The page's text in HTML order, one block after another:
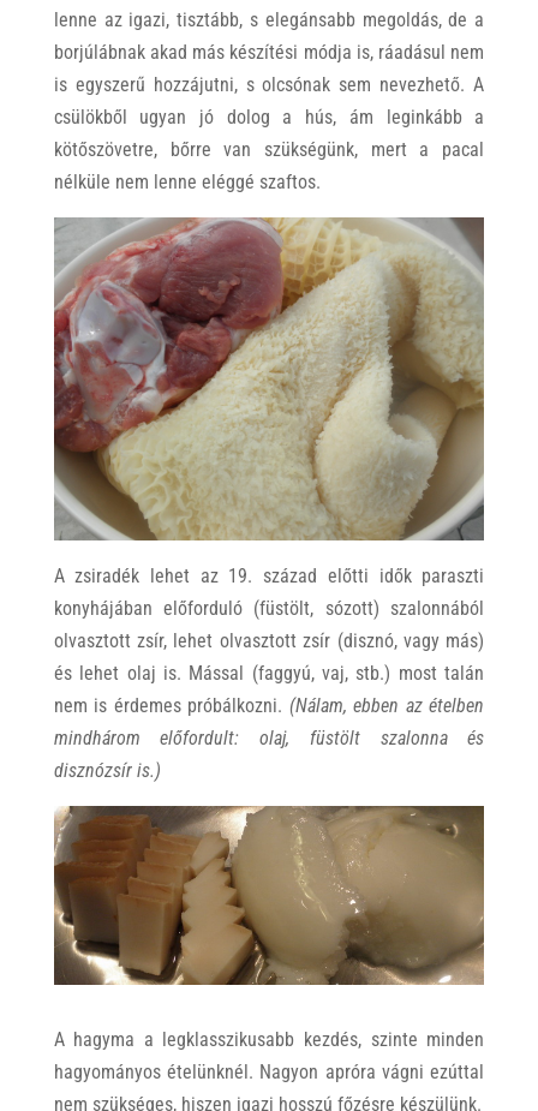
lenne az igazi, tisztább, s elegánsabb megoldás, de a
borjúlábnak akad más készítési módja is, ráadásul nem
is egyszerű hozzájutni, s olcsónak sem nevezhető. A
csülökből ugyan jó dolog a hús, ám leginkább a
kötőszövetre, bőrre van szükségünk, mert a pacal
nélküle nem lenne eléggé szaftos.
A zsiradék lehet az 19. század előtti idők paraszti
konyhájában előforduló (füstölt, sózott) szalonnából
olvasztott zsír, lehet olvasztott zsír (disznó, vagy más)
és lehet olaj is. Mással (faggyú, vaj, stb.) most talán
nem is érdemes próbálkozni. (Nálam, ebben az ételben
mindhárom előfordult: olaj, füstölt szalonna és
disznózsír is.)
A hagyma a legklasszikusabb kezdés, szinte minden
hagyományos ételünknél. Nagyon apróra vágni ezúttal
nem szükséges, hiszen igazi hosszú főzésre készülünk.